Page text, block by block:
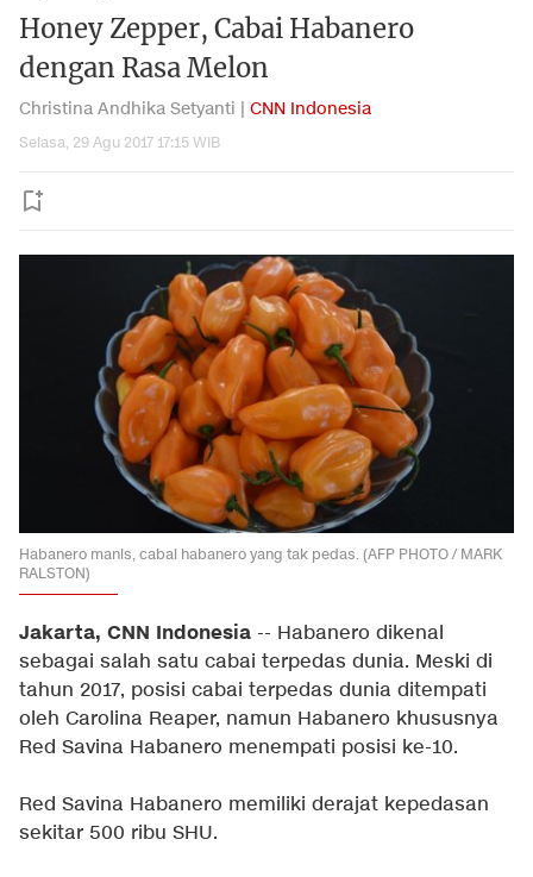
Honey Zepper, Cabai Habanero
dengan Rasa Melon
Christina Andhika Setyanti | CNN Indonesia
Selasa, 29 Agu 2017 17:15 WIB
Habanero manis, cabai habanero yang tak pedas. (AFP PHOTO / MARK
RALSTON)
Jakarta, CNN Indonesia -- Habanero dikenal
sebagai salah satu cabai terpedas dunia. Meski di
tahun 2017, posisi cabai terpedas dunia ditempati
oleh Carolina Reaper, namun Habanero khususnya
Red Savina Habanero menempati posisi ke-10.
Red Savina Habanero memiliki derajat kepedasan
sekitar 500 ribu SHU.